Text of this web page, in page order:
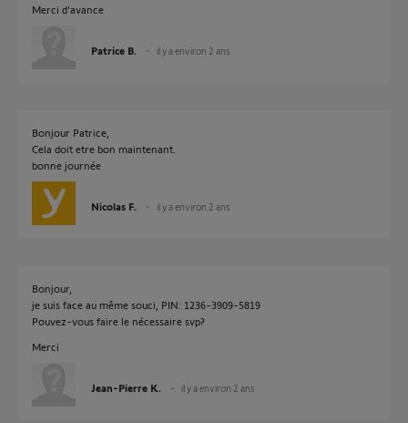
Merci d'avance
Patrice B. il y a environ 2 ans
Bonjour Patrice,
Cela doit etre bon maintenant.
bonne journée
Nicolas F. il y a environ 2 ans
Bonjour,
je suis face au même souci, PIN: 1236-3909-5819
Pouvez-vous faire le nécessaire svp?
Merci
Jean-Pierre K. il y a environ 2 ans